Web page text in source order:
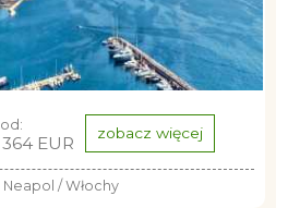
EUR zobacz więcej
Neapol / Włochy